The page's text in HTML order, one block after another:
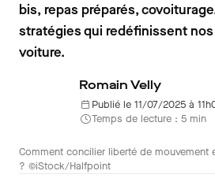
bis, repas préparés,
stratégies qui redéfinissent
voiture.
Romain Velly
Publié le 11/07/2025 à
Temps de lecture : 5 min
Comment concilier liberté de mouvement
? ©iStock/Halfpoint